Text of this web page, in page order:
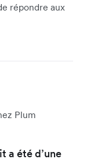
répondre aux
Plum
a été d’une